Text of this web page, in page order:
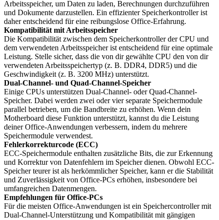
Arbeitsspeicher, um Daten zu laden, Berechnungen durchzuführen
und Dokumente darzustellen. Ein effizienter Speicherkontroller ist
daher entscheidend für eine reibungslose Office-Erfahrung.
Kompatibilität mit Arbeitsspeicher
Die Kompatibilität zwischen dem Speicherkontroller der CPU und
dem verwendeten Arbeitsspeicher ist entscheidend für eine optimale
Leistung. Stelle sicher, dass die von dir gewählte CPU den von dir
verwendeten Arbeitsspeichertyp (z. B. DDR4, DDR5) und die
Geschwindigkeit (z. B. 3200 MHz) unterstützt.
Dual-Channel- und Quad-Channel-Speicher
Einige CPUs unterstützen Dual-Channel- oder Quad-Channel-
Speicher. Dabei werden zwei oder vier separate Speichermodule
parallel betrieben, um die Bandbreite zu erhöhen. Wenn dein
Motherboard diese Funktion unterstützt, kannst du die Leistung
deiner Office-Anwendungen verbessern, indem du mehrere
Speichermodule verwendest.
Fehlerkorrekturcode (ECC)
ECC-Speichermodule enthalten zusätzliche Bits, die zur Erkennung
und Korrektur von Datenfehlern im Speicher dienen. Obwohl ECC-
Speicher teurer ist als herkömmlicher Speicher, kann er die Stabilität
und Zuverlässigkeit von Office-PCs erhöhen, insbesondere bei
umfangreichen Datenmengen.
Empfehlungen für Office-PCs
Für die meisten Office-Anwendungen ist ein Speichercontroller mit
Dual-Channel-Unterstützung und Kompatibilität mit gängigen